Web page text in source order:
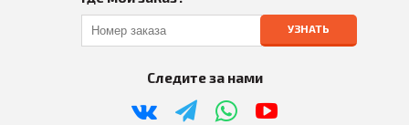
УЗНАТЬ
Следите за нами